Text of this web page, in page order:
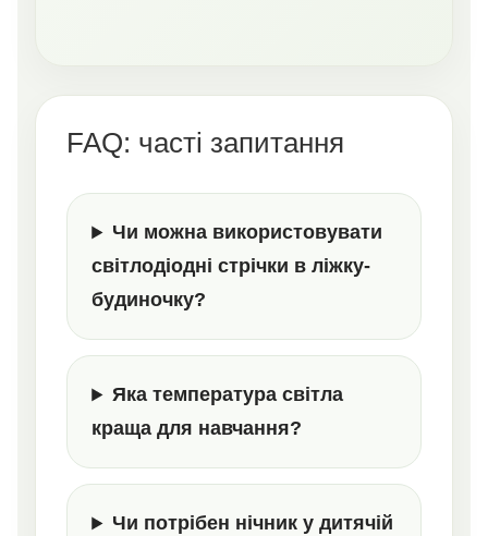
FAQ: часті запитання
Чи можна використовувати
світлодіодні стрічки в ліжку-
будиночку?
Яка температура світла
краща для навчання?
Чи потрібен нічник у дитячій